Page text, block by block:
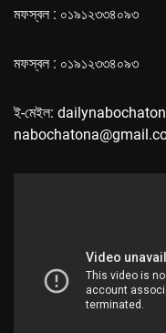
মফস্বল : ০১৯১২৩৩৪০৯৩
মফস্বল : ০১৯১২৩৩৪০৯৩
ই-মেইল: